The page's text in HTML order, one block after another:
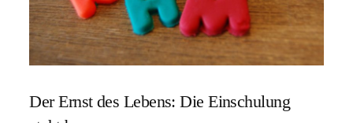
Der Ernst des Lebens: Die Einschulung